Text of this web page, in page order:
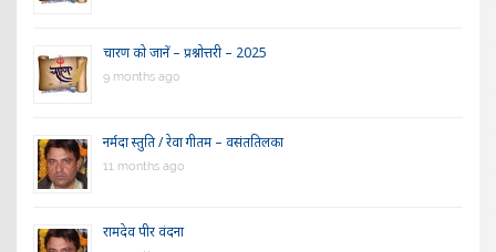
चारण को जानें – प्रश्नोत्तरी – 2025
9 months ago
नर्मदा स्तुति / रेवा गीतम – वसंततिलका
11 months ago
रामदेव पीर वंदना